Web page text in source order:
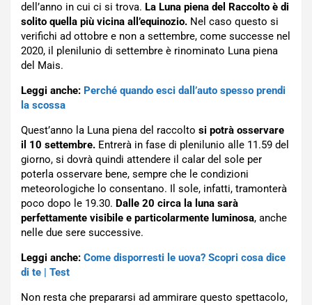
dell’anno in cui ci si trova. La Luna piena del Raccolto è di
solito quella più vicina all’equinozio. Nel caso questo si
verifichi ad ottobre e non a settembre, come successe nel
2020, il plenilunio di settembre è rinominato Luna piena
del Mais.
Leggi anche: Perché quando esci dall’auto spesso prendi
la scossa
Quest’anno la Luna piena del raccolto si potrà osservare
il 10 settembre. Entrerà in fase di plenilunio alle 11.59 del
giorno, si dovrà quindi attendere il calar del sole per
poterla osservare bene, sempre che le condizioni
meteorologiche lo consentano. Il sole, infatti, tramonterà
poco dopo le 19.30. Dalle 20 circa la luna sarà
perfettamente visibile e particolarmente luminosa, anche
nelle due sere successive.
Leggi anche: Come disporresti le uova? Scopri cosa dice
di te | Test
Non resta che prepararsi ad ammirare questo spettacolo,